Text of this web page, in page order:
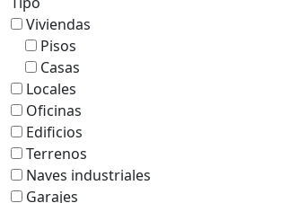
Viviendas
Pisos
Casas
Locales
Oficinas
Edificios
Terrenos
Naves industriales
Garajes